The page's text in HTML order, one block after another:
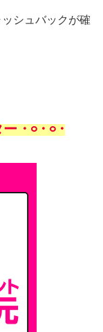
シュバックが確
ー 𐄁𐄙𐄁𐄙𐄁